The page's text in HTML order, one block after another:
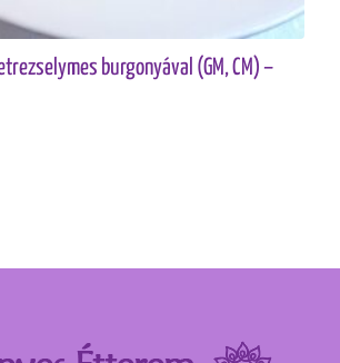
burgonyával (GM, CM) –